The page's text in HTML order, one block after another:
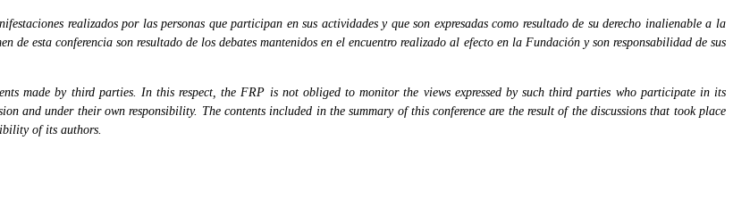
realizados por las personas que participan en sus actividades y que son expresadas como resultado de su derecho inalienable a la
de esta conferencia son resultado de los debates mantenidos en el encuentro realizado al efecto en la Fundación y son responsabilidad de sus
made by third parties. In this respect, the FRP is not obliged to monitor the views expressed by such third parties who participate in its
and under their own responsibility. The contents included in the summary of this conference are the result of the discussions that took place
of its authors.